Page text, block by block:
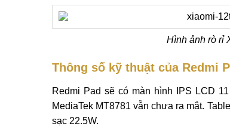
Hình ảnh rò rỉ
Thông số kỹ thuật của Redmi
Redmi Pad sẽ có màn hình IPS LCD
MediaTek MT8781 vẫn chưa ra mắt.
sạc 22.5W.